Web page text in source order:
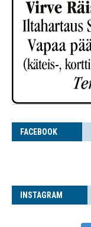
FACE­BOOK
INS­TA­GRAM